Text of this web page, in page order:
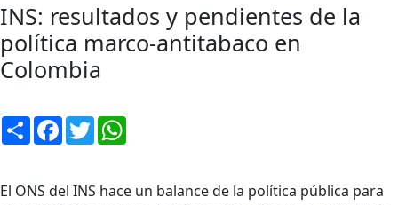
INS: resultados y pendientes de la
política marco-antitabaco en
Colombia
Compartir
Facebook
Twitter
El ONS del INS hace un balance de la política pública para